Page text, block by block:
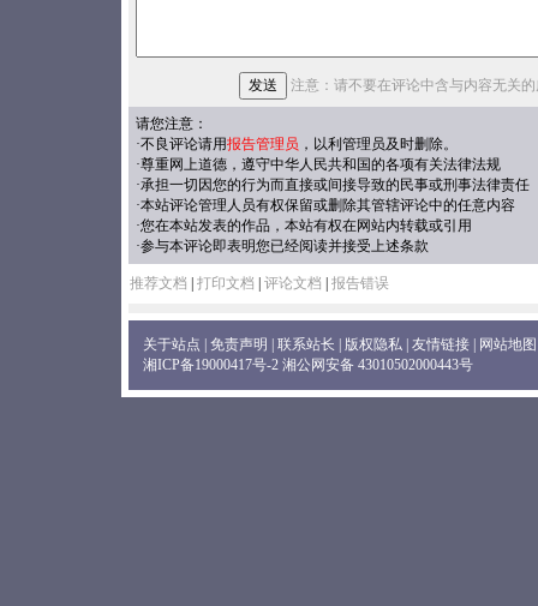
注意：请不要在评论中含与内容无关
请您注意：
·不良评论请用报告管理员 ，以利管理员及时删除。
·尊重网上道德，遵守中华人民共和国的各项有关法律法规
·承担一切因您的行为而直接或间接导致的民事或刑事法律责任
·本站评论管理人员有权保留或删除其管辖评论中的任意内容
·您在本站发表的作品，本站有权在网站内转载或引用
·参与本评论即表明您已经阅读并接受上述条款
推荐文档 打印文档 评论文档 报告错误
关于站点 免责声明 联系站长 版权隐私 友情链接
网站地图
湘ICP备19000417号-2 湘公网安备 43010502000443号